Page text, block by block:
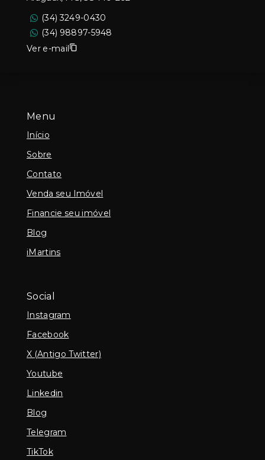
Menu
Início
Sobre
Contato
Venda seu Imóvel
Financie seu imóvel
Blog
iMartins
Social
Instagram
Facebook
X (Antigo Twitter)
Youtube
Linkedin
Blog
Telegram
TikTok
(34) 3249-0430
(34) 98897-5948
Ver e-mail